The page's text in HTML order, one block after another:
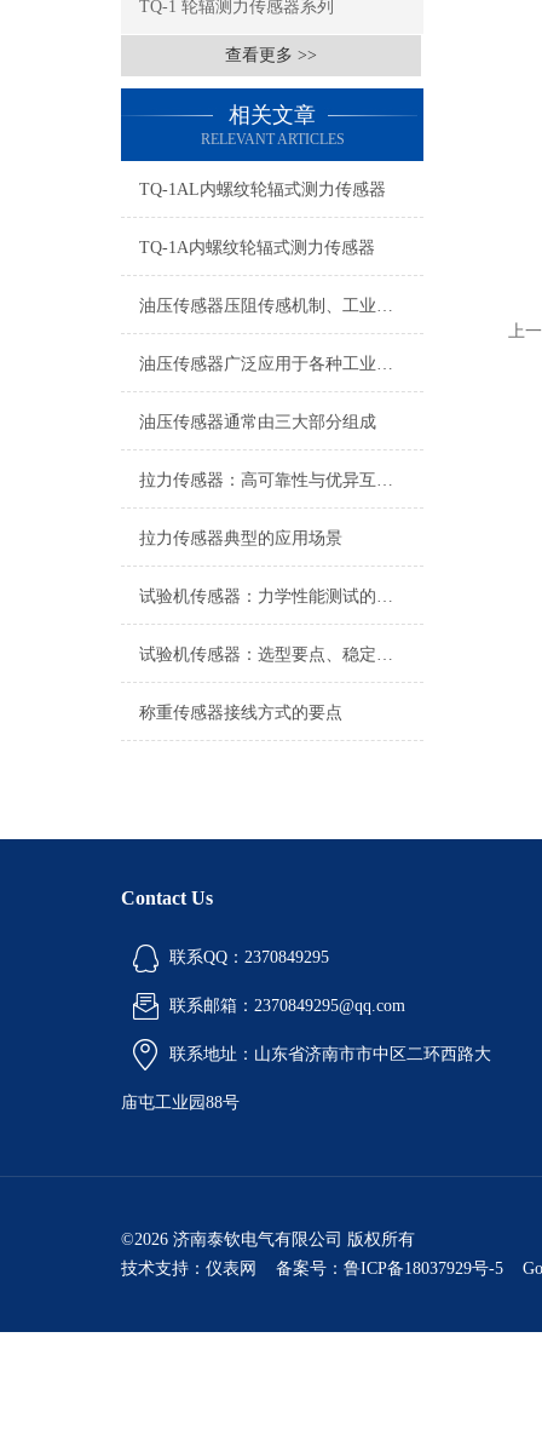
TQ-1 轮辐测力传感器系列
查看更多 >>
相关文章
RELEVANT ARTICLES
TQ-1AL内螺纹轮辐式测力传感器
TQ-1A内螺纹轮辐式测力传感器
油压传感器压阻传感机制、工业工况适配与标准化运维管理
油压传感器广泛应用于各种工业自控环境
油压传感器通常由三大部分组成
拉力传感器：高可靠性与优异互换性的技术解析
拉力传感器典型的应用场景
试验机传感器：力学性能测试的核心组件解析
试验机传感器：选型要点、稳定性及分类详解
称重传感器接线方式的要点
上
Contact Us
联系QQ：2370849295
联系邮箱：2370849295@qq.com
联系地址：山东省济南市市中区二环西路大
庙屯工业园88号
©2026 济南泰钦电气有限公司 版权所有
技术支持： 仪表网 备案号：鲁ICP备18037929号-5